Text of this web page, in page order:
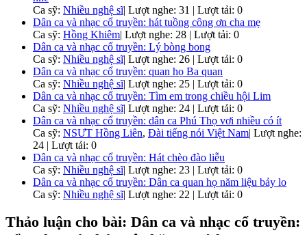
Ca sỹ: Nhiều nghệ sĩ| Lượt nghe: 31 | Lượt tải: 0
Dân ca và nhạc cổ truyền: hát tuồng công ơn cha mẹ
Ca sỹ: Hồng Khiêm| Lượt nghe: 28 | Lượt tải: 0
Dân ca và nhạc cổ truyền: Lý bòng bong
Ca sỹ: Nhiều nghệ sĩ| Lượt nghe: 26 | Lượt tải: 0
Dân ca và nhạc cổ truyền: quan họ Ba quan
Ca sỹ: Nhiều nghệ sĩ| Lượt nghe: 25 | Lượt tải: 0
Dân ca và nhạc cổ truyền: Tìm em trong chiều hội Lim
Ca sỹ: Nhiều nghệ sĩ| Lượt nghe: 24 | Lượt tải: 0
Dân ca và nhạc cổ truyền: dân ca Phú Thọ vơi nhiều có ít
Ca sỹ: NSƯT Hồng Liên, Đài tiếng nói Việt Nam| Lượt nghe:
24 | Lượt tải: 0
Dân ca và nhạc cổ truyền: Hát chèo đào liễu
Ca sỹ: Nhiều nghệ sĩ| Lượt nghe: 23 | Lượt tải: 0
Dân ca và nhạc cổ truyền: Dân ca quan họ năm liệu bảy lo
Ca sỹ: Nhiều nghệ sĩ| Lượt nghe: 22 | Lượt tải: 0
Thảo luận cho bài: Dân ca và nhạc cổ truyền: